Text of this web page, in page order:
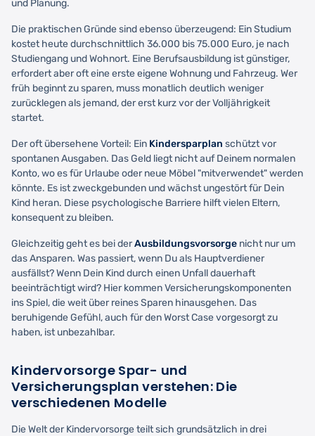
und Planung.
Die praktischen Gründe sind ebenso überzeugend: Ein Studium
kostet heute durchschnittlich 36.000 bis 75.000 Euro, je nach
Studiengang und Wohnort. Eine Berufsausbildung ist günstiger,
erfordert aber oft eine erste eigene Wohnung und Fahrzeug. Wer
früh beginnt zu sparen, muss monatlich deutlich weniger
zurücklegen als jemand, der erst kurz vor der Volljährigkeit
startet.
Der oft übersehene Vorteil: Ein Kindersparplan schützt vor
spontanen Ausgaben. Das Geld liegt nicht auf Deinem normalen
Konto, wo es für Urlaube oder neue Möbel "mitverwendet" werden
könnte. Es ist zweckgebunden und wächst ungestört für Dein
Kind heran. Diese psychologische Barriere hilft vielen Eltern,
konsequent zu bleiben.
Gleichzeitig geht es bei derAusbildungsvorsorge nicht nur um
das Ansparen. Was passiert, wenn Du als Hauptverdiener
ausfällst? Wenn Dein Kind durch einen Unfall dauerhaft
beeinträchtigt wird? Hier kommen Versicherungskomponenten
ins Spiel, die weit über reines Sparen hinausgehen. Das
beruhigende Gefühl, auch für den Worst Case vorgesorgt zu
haben, ist unbezahlbar.
Kindervorsorge Spar- und
Versicherungsplan verstehen: Die
verschiedenen Modelle
Die Welt der Kindervorsorge teilt sich grundsätzlich in drei